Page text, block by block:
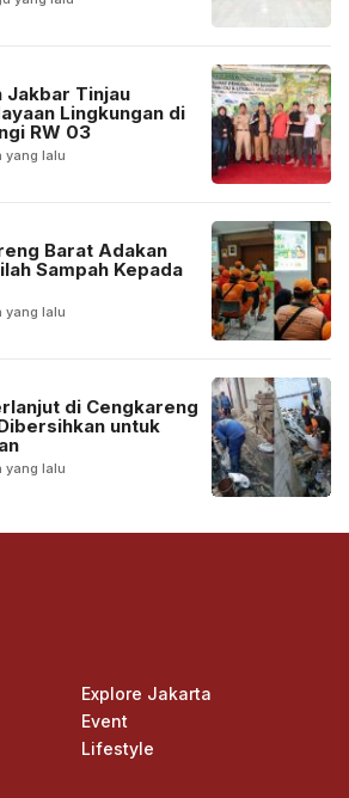
yang lalu
Jakbar Tinjau
Lingkungan di
RW 03
yang lalu
Barat Adakan
Sampah Kepada
yang lalu
di Cengkareng
untuk
Explore Jakarta
Event
Lifestyle